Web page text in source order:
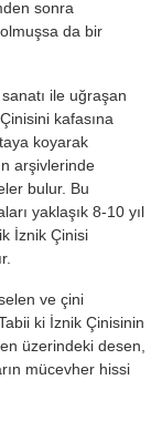
sonra
da bir
ile uğraşan
kafasına
koyarak
arşivlerinde
bulur. Bu
yaklaşık 8-10 yıl
İznik Çinisi
ve çini
ki İznik Çinisinin
üzerindeki desen,
mücevher hissi